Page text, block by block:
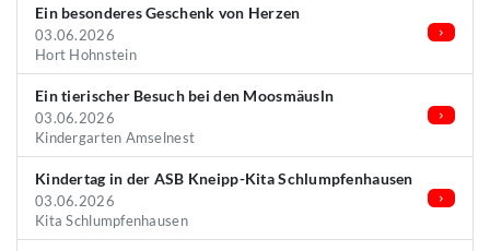
Ein besonderes Geschenk von Herzen
03.06.2026
Hort Hohnstein
Ein tierischer Besuch bei den Moosmäusln
03.06.2026
Kindergarten Amselnest
Kindertag in der ASB Kneipp-Kita Schlumpfenhausen
03.06.2026
Kita Schlumpfenhausen